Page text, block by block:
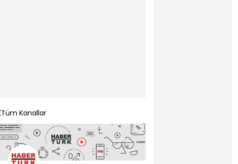
Tüm Kanallar